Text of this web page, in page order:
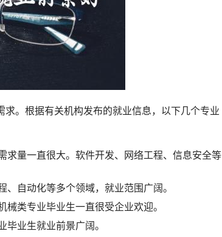
求量一直很大。软件开发、网络工程、信息安全等
自动化等多个领域，就业范围广阔。
类专业毕业生一直很受企业欢迎。
业生就业前景广阔。